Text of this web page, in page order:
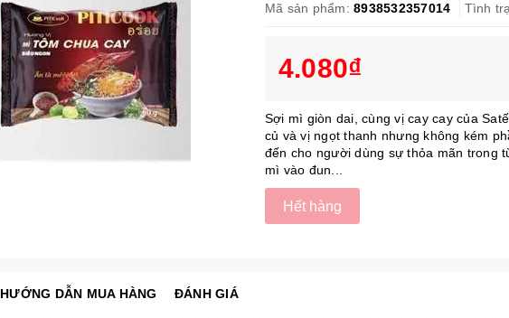
Mã sản phẩm: 8938532357014 Tình
4.080₫
Sợi mì giòn dai, cùng vị cay cay của
củ và vị ngọt thanh nhưng không kém
đến cho người dùng sự thỏa mãn trong
mì vào đun...
Hết hàng
HƯỚNG DẪN MUA HÀNG ĐÁNH GIÁ